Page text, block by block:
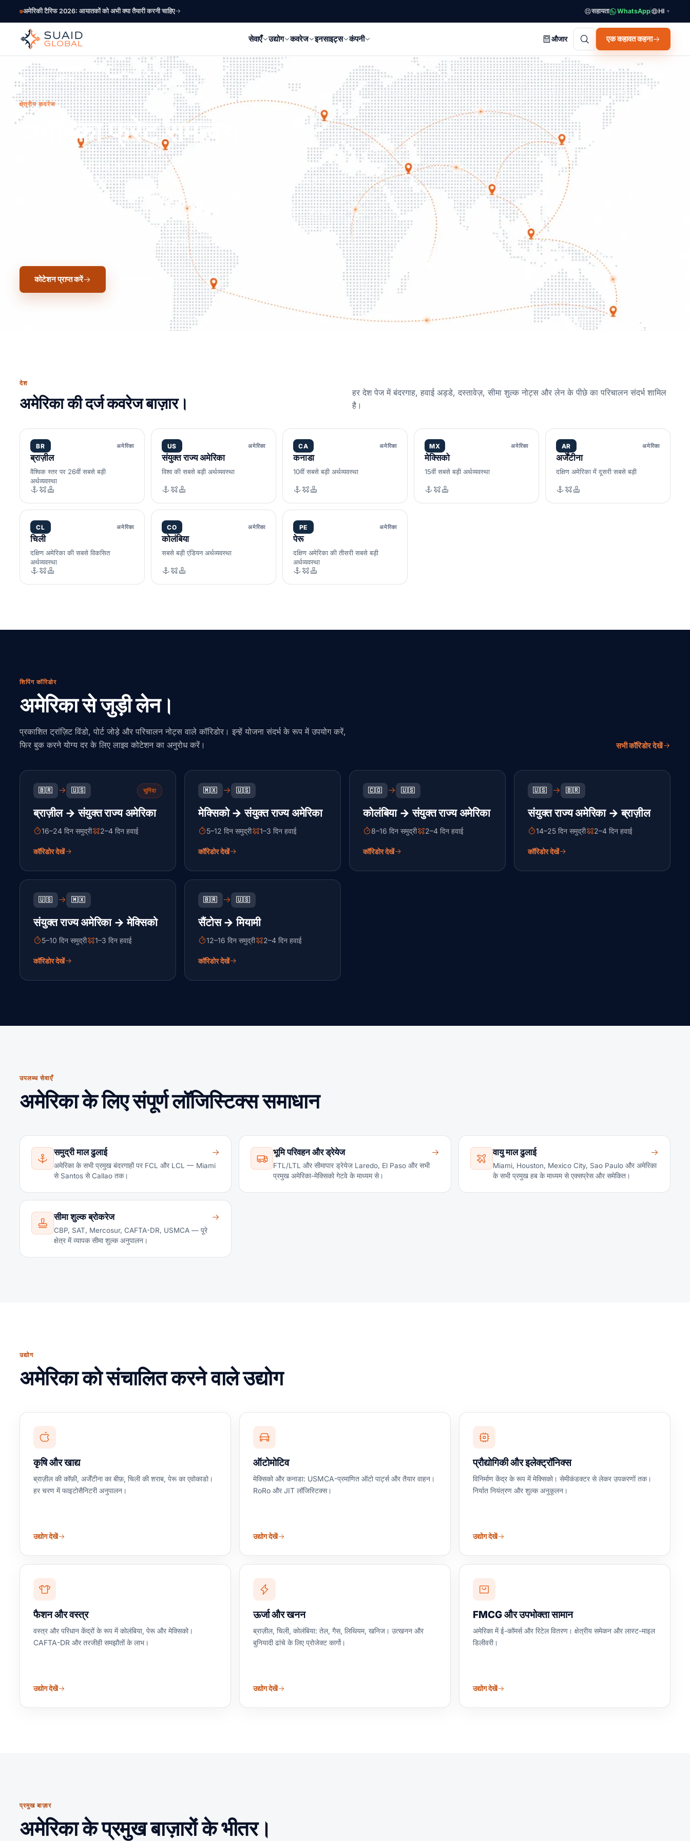
अमेरिकी टैरिफ 2026: आयातकों को अभी क्या तैयारी करनी चाहिए सहायता WhatsApp HI ▼
सेवाएँ उद्योग कवरेज इनसाइट्स कंपनी औजार एक कहावत कहना
होम कवरेज अमेरिका
क्षेत्रीय कवरेज
अमेरिका फ्रेट समन्वय
अमेरिका विश्व का सबसे बड़ा उपभोक्ता बाज़ार, सबसे उत्पादक कृषि क्षेत्र और सबसे तेज़ी से बढ़ते
व्यापार गलियारों का प्रतिनिधित्व करता है। लेकिन तीन उप-महाद्वीपों में लॉजिस्टिक्स का अर्थ है एक
साथ कई नियामक प्रणालियों को संभालना। अमेरिका में CBP होल्ड, दक्षिण अमेरिका में
Mercosur, मध्य अमेरिका में CAFTA-DR और कैरिबियन में Jones Act प्रतिबंध — प्रत्येक
की अपनी जटिलता के साथ। हम आपके समय क्षेत्र में उत्तर देते हैं, सीमा शुल्क दलालों के साथ सीधे
समन्वय करते हैं, और जब अन्य अभी सो रहे होते हैं तब होल्ड का समाधान करते हैं।
कोटेशन प्राप्त करें
देश
अमेरिका की दर्ज कवरेज बाज़ार।
हर देश पेज में बंदरगाह, हवाई अड्डे, दस्तावेज़, सीमा शुल्क नोट्स और लेन के पीछे का परिचालन संदर्भ शामिल
है।
BR अमेरिका
ब्राज़ील
वैश्विक स्तर पर 26वीं सबसे बड़ी
अर्थव्यवस्था
US अमेरिका
संयुक्त राज्य अमेरिका
विश्व की सबसे बड़ी अर्थव्यवस्था
CA अमेरिका
कनाडा
10वीं सबसे बड़ी अर्थव्यवस्था
MX अमेरिका
मेक्सिको
15वीं सबसे बड़ी अर्थव्यवस्था
AR अमेरिका
अर्जेंटीना
दक्षिण अमेरिका में दूसरी सबसे बड़ी
CL अमेरिका
चिली
दक्षिण अमेरिका की सबसे विकसित
अर्थव्यवस्था
CO अमेरिका
कोलंबिया
सबसे बड़ी एंडियन अर्थव्यवस्था
PE अमेरिका
पेरू
दक्षिण अमेरिका की तीसरी सबसे बड़ी
अर्थव्यवस्था
शिपिंग कॉरिडोर
अमेरिका से जुड़ी लेन।
प्रकाशित ट्रांज़िट विंडो, पोर्ट जोड़े और परिचालन नोट्स वाले कॉरिडोर। इन्हें योजना संदर्भ के रूप में उपयोग करें,
फिर बुक करने योग्य दर के लिए लाइव कोटेशन का अनुरोध करें।
सभी कॉरिडोर देखें
🇧🇷 🇺🇸 चुनिंदा
ब्राज़ील → संयुक्त राज्य अमेरिका
16–24 दिन समुद्री 2–4 दिन हवाई
कॉरिडोर देखें
🇲🇽 🇺🇸
मेक्सिको → संयुक्त राज्य अमेरिका
5–12 दिन समुद्री 1–3 दिन हवाई
कॉरिडोर देखें
🇨🇴 🇺🇸
कोलंबिया → संयुक्त राज्य अमेरिका
8–16 दिन समुद्री 2–4 दिन हवाई
कॉरिडोर देखें
🇺🇸 🇧🇷
संयुक्त राज्य अमेरिका → ब्राज़ील
14–25 दिन समुद्री 2–4 दिन हवाई
कॉरिडोर देखें
🇺🇸 🇲🇽
संयुक्त राज्य अमेरिका → मेक्सिको
5–10 दिन समुद्री 1–3 दिन हवाई
कॉरिडोर देखें
🇧🇷 🇺🇸
सैंटोस → मियामी
12–16 दिन समुद्री 2–4 दिन हवाई
कॉरिडोर देखें
उपलब्ध सेवाएँ
अमेरिका के लिए संपूर्ण लॉजिस्टिक्स समाधान
समुद्री माल ढुलाई
अमेरिका के सभी प्रमुख बंदरगाहों पर FCL और LCL — Miami
से Santos से Callao तक।
भूमि परिवहन और ड्रेयेज
FTL/LTL और सीमापार ड्रेयेज Laredo, El Paso और सभी
प्रमुख अमेरिका-मेक्सिको गेटवे के माध्यम से।
वायु माल ढुलाई
Miami, Houston, Mexico City, Sao Paulo और अमेरिका
के सभी प्रमुख हब के माध्यम से एक्सप्रेस और समेकित।
सीमा शुल्क ब्रोकरेज
CBP, SAT, Mercosur, CAFTA-DR, USMCA — पूरे
क्षेत्र में व्यापक सीमा शुल्क अनुपालन।
उद्योग
अमेरिका को संचालित करने वाले उद्योग
कृषि और खाद्य
ब्राज़ील की कॉफ़ी, अर्जेंटीना का बीफ़, चिली की शराब, पेरू का एवोकाडो।
हर चरण में फाइटोसैनिटरी अनुपालन।
उद्योग देखें
ऑटोमोटिव
मेक्सिको और कनाडा: USMCA-प्रमाणित ऑटो पार्ट्स और तैयार वाहन।
RoRo और JIT लॉजिस्टिक्स।
उद्योग देखें
प्रौद्योगिकी और इलेक्ट्रॉनिक्स
विनिर्माण केंद्र के रूप में मेक्सिको। सेमीकंडक्टर से लेकर उपकरणों तक।
निर्यात नियंत्रण और शुल्क अनुकूलन।
उद्योग देखें
फैशन और वस्त्र
वस्त्र और परिधान केंद्रों के रूप में कोलंबिया, पेरू और मेक्सिको।
CAFTA-DR और तरजीही समझौतों के लाभ।
उद्योग देखें
ऊर्जा और खनन
ब्राज़ील, चिली, कोलंबिया: तेल, गैस, लिथियम, खनिज। उत्खनन और
बुनियादी ढांचे के लिए प्रोजेक्ट कार्गो।
उद्योग देखें
FMCG और उपभोक्ता सामान
अमेरिका में ई-कॉमर्स और रिटेल वितरण। क्षेत्रीय समेकन और लास्ट-माइल
डिलीवरी।
उद्योग देखें
प्रमुख बाज़ार
अमेरिका के प्रमुख बाज़ारों के भीतर।